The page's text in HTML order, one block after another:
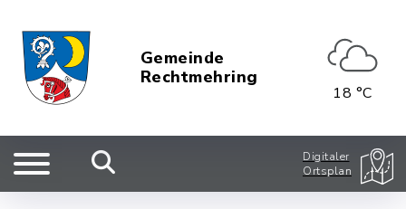
Gemeinde
Rechtmehring
18 °C
Digitaler
Ortsplan